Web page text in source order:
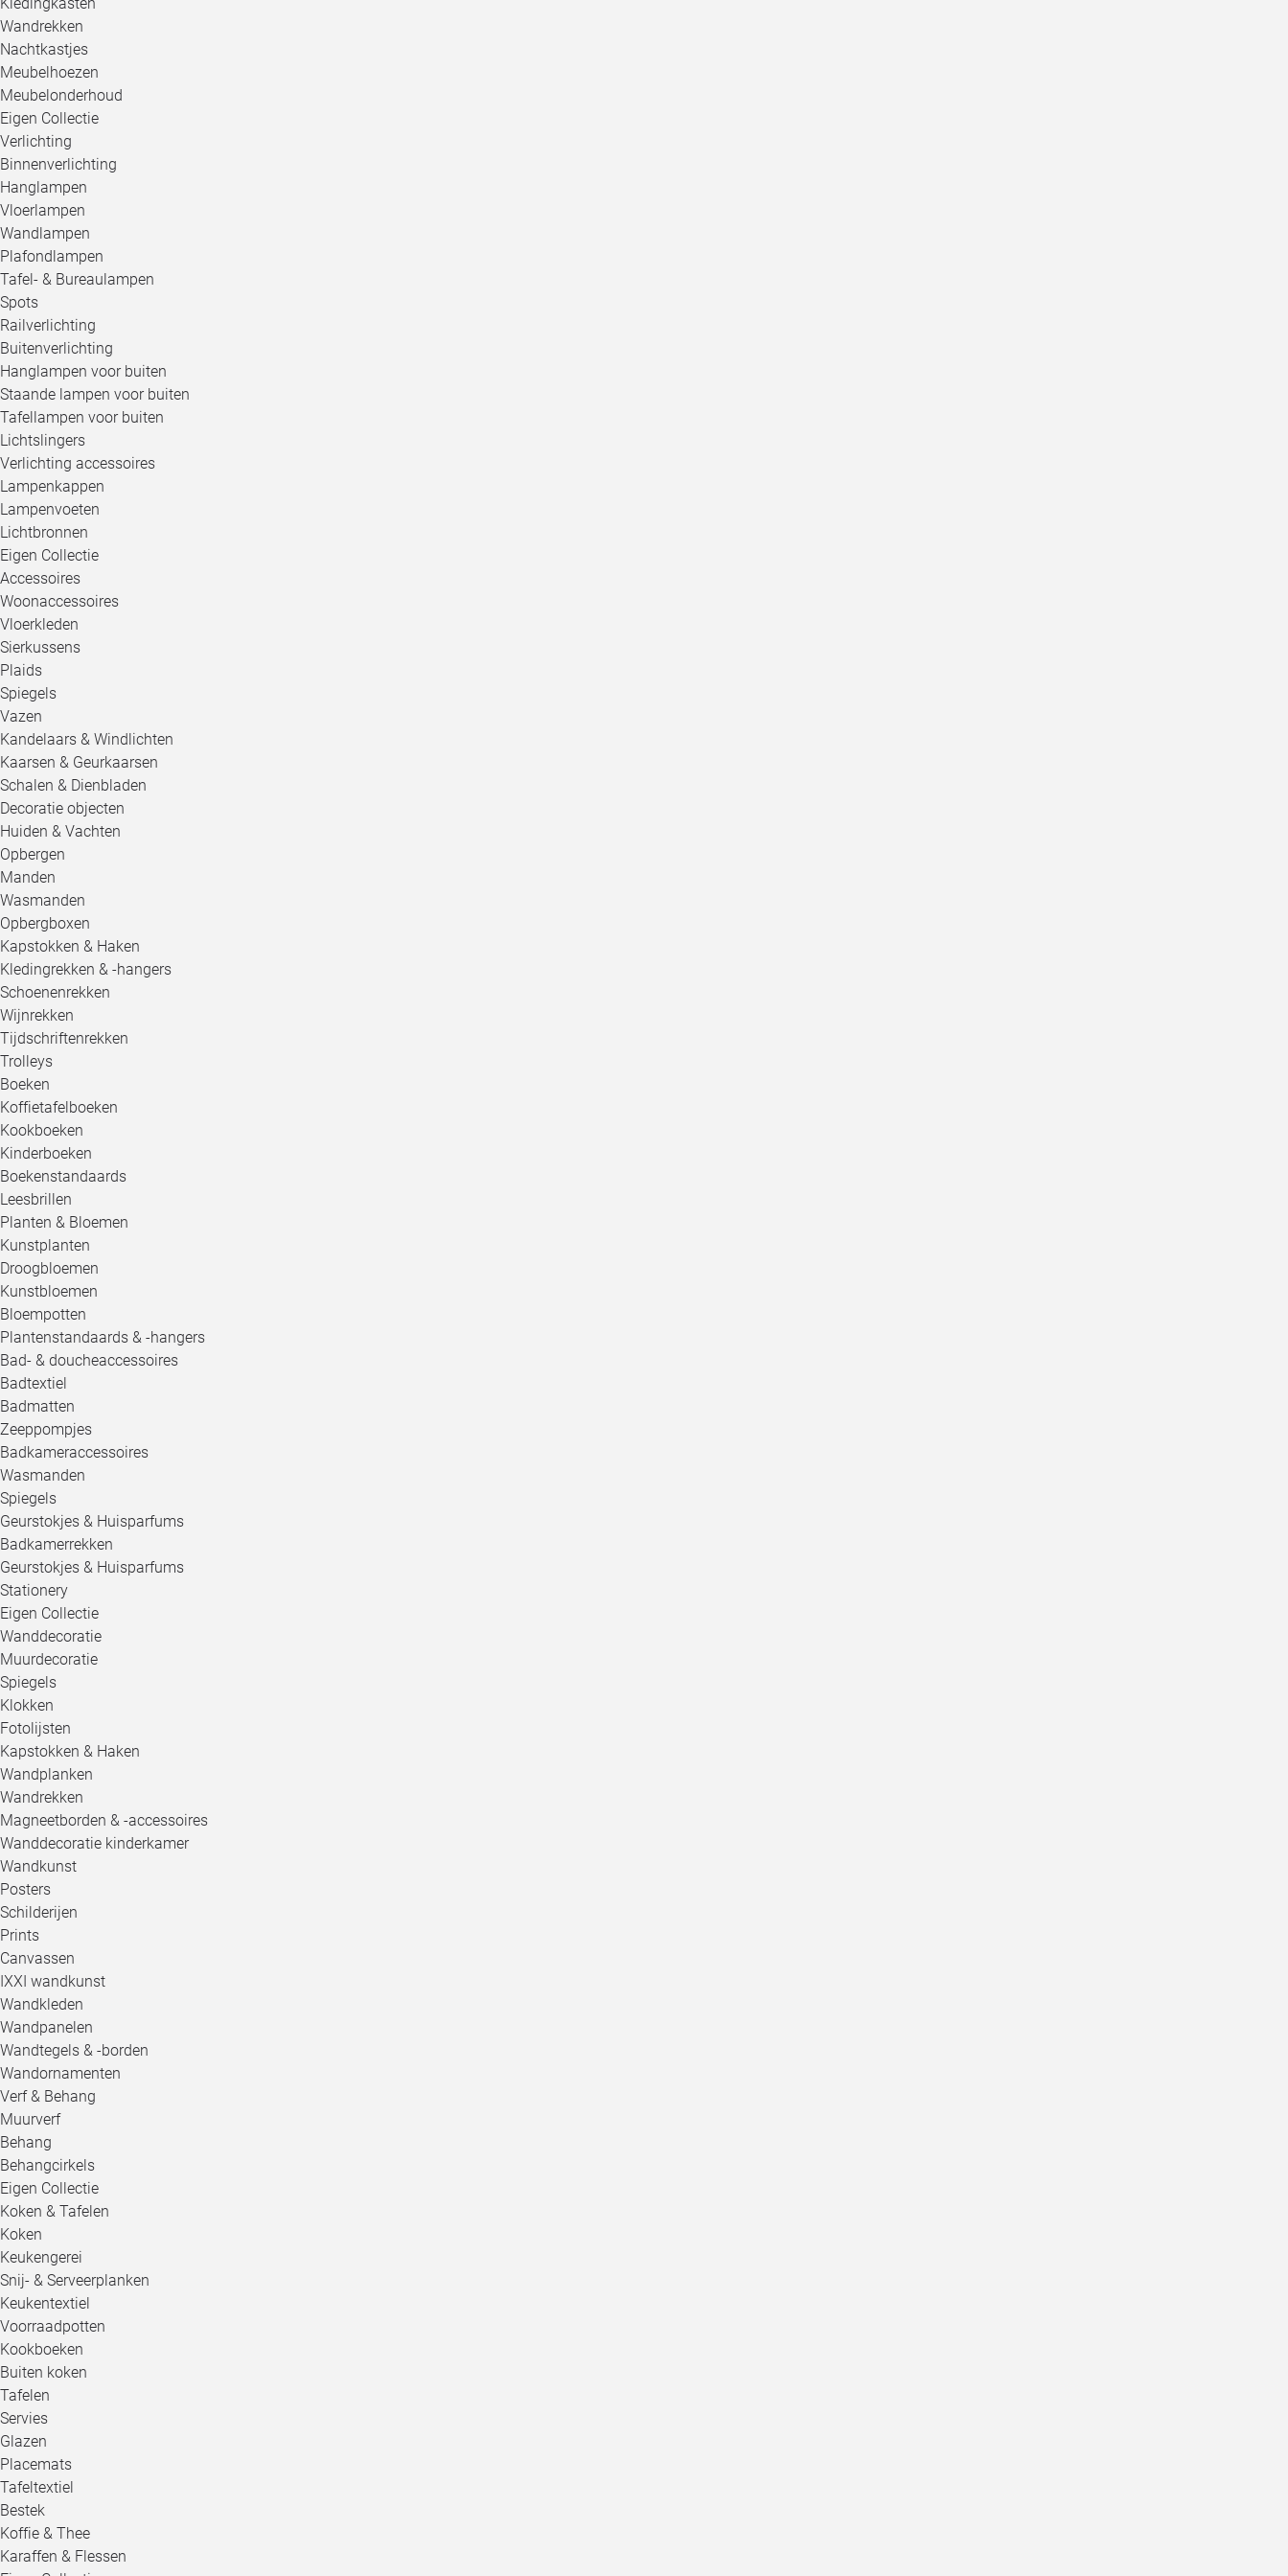
Wandrekken
Nachtkastjes
Meubelhoezen
Meubelonderhoud
Eigen Collectie
Verlichting
Binnenverlichting
Hanglampen
Vloerlampen
Wandlampen
Plafondlampen
Tafel- & Bureaulampen
Spots
Railverlichting
Buitenverlichting
Hanglampen voor buiten
Staande lampen voor buiten
Tafellampen voor buiten
Lichtslingers
Verlichting accessoires
Lampenkappen
Lampenvoeten
Lichtbronnen
Eigen Collectie
Accessoires
Woonaccessoires
Vloerkleden
Sierkussens
Plaids
Spiegels
Vazen
Kandelaars & Windlichten
Kaarsen & Geurkaarsen
Schalen & Dienbladen
Decoratie objecten
Huiden & Vachten
Opbergen
Manden
Wasmanden
Opbergboxen
Kapstokken & Haken
Kledingrekken & -hangers
Schoenenrekken
Wijnrekken
Tijdschriftenrekken
Trolleys
Boeken
Koffietafelboeken
Kookboeken
Kinderboeken
Boekenstandaards
Leesbrillen
Planten & Bloemen
Kunstplanten
Droogbloemen
Kunstbloemen
Bloempotten
Plantenstandaards & -hangers
Bad- & doucheaccessoires
Badtextiel
Badmatten
Zeeppompjes
Badkameraccessoires
Wasmanden
Spiegels
Geurstokjes & Huisparfums
Badkamerrekken
Geurstokjes & Huisparfums
Stationery
Eigen Collectie
Wanddecoratie
Muurdecoratie
Spiegels
Klokken
Fotolijsten
Kapstokken & Haken
Wandplanken
Wandrekken
Magneetborden & -accessoires
Wanddecoratie kinderkamer
Wandkunst
Posters
Schilderijen
Prints
Canvassen
IXXI wandkunst
Wandkleden
Wandpanelen
Wandtegels & -borden
Wandornamenten
Verf & Behang
Muurverf
Behang
Behangcirkels
Eigen Collectie
Koken & Tafelen
Koken
Keukengerei
Snij- & Serveerplanken
Keukentextiel
Voorraadpotten
Kookboeken
Buiten koken
Tafelen
Servies
Glazen
Placemats
Tafeltextiel
Bestek
Koffie & Thee
Karaffen & Flessen